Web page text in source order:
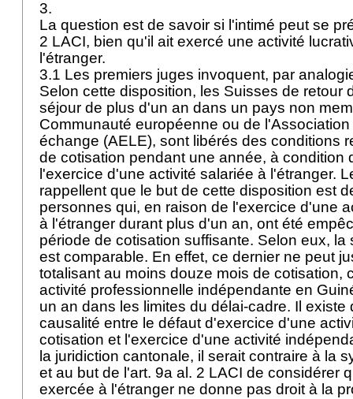
3.
La question est de savoir si l'intimé peut se
2 LACI, bien qu'il ait exercé une activité
l'étranger.
3.1 Les premiers juges invoquent, par
Selon cette disposition, les Suisses de retour
séjour de plus d'un an dans un pays non
Communauté européenne ou de
échange (AELE), sont libérés des conditions
de cotisation pendant une année, à condition
l'exercice d'une activité salariée à l'étranger.
rappellent que le but de cette disposition est
personnes qui, en raison de l'exercice d'une
à l'étranger durant plus d'un an, ont été
période de cotisation suffisante. Selon eux, la
est comparable. En effet, ce dernier ne peut
totalisant au moins douze mois de cotisation,
activité professionnelle indépendante en
un an dans les limites du délai-cadre. Il existe
causalité entre le défaut d'exercice d'une
cotisation et l'exercice d'une activité
la juridiction cantonale, il serait contraire à la
et au but de l'art. 9a al. 2 LACI de considérer
exercée à l'étranger ne donne pas droit à la